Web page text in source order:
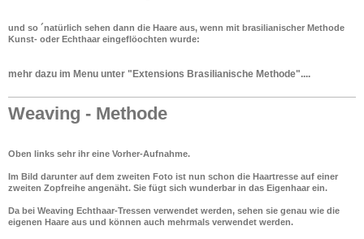
und so ´natürlich sehen dann die Haare aus, wenn mit brasilianischer Methode
Kunst- oder Echthaar eingeflöochten wurde:
mehr dazu im Menu unter "Extensions Brasilianische Methode"....
Weaving - Methode
Oben links sehr ihr eine Vorher-Aufnahme.
Im Bild darunter auf dem zweiten Foto ist nun schon die Haartresse auf einer
zweiten Zopfreihe angenäht. Sie fügt sich wunderbar in das Eigenhaar ein.
Da bei Weaving Echthaar-Tressen verwendet werden, sehen sie genau wie die
eigenen Haare aus und können auch mehrmals verwendet werden.